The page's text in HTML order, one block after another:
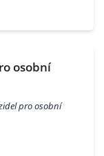
osobní
pro osobní